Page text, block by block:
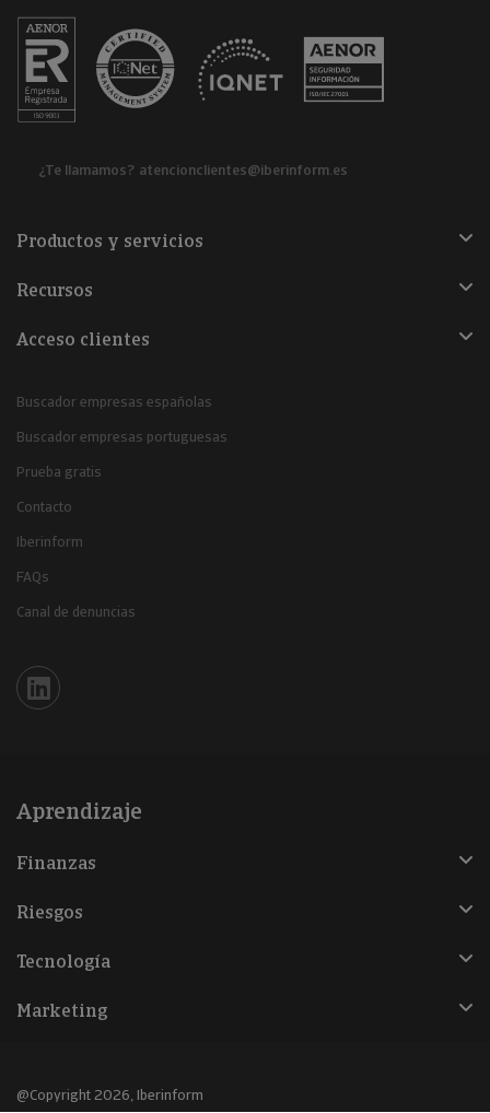
¿Te llamamos? atencionclientes@iberinform.es
Productos y servicios
Recursos
Acceso clientes
Buscador empresas españolas
Buscador empresas portuguesas
Prueba gratis
Contacto
Iberinform
FAQs
Canal de denuncias
Iberinform en Linkedin
Aprendizaje
Finanzas
Riesgos
Tecnología
Marketing
@Copyright 2026, Iberinform